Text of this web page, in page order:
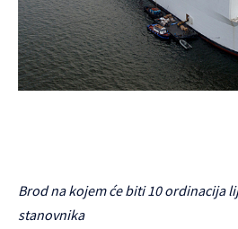
Brod na kojem će biti 10 ordinacija
stanovnika